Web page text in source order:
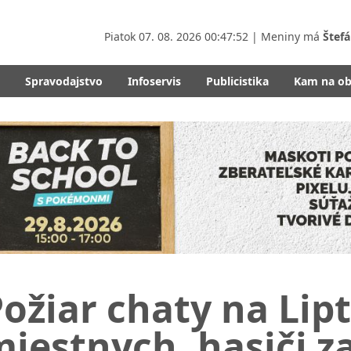
Piatok 07. 08. 2026 00:47:53 | Meniny má
Spravodajstvo Infoservis Publicistika Kam na
chaty na